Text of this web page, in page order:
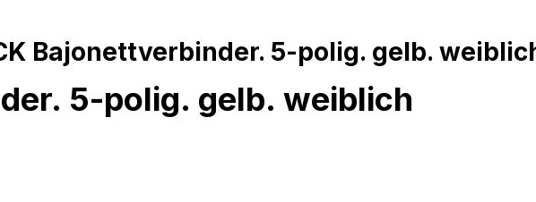
Bajonettverbinder. 5-polig. gelb.
5-polig. gelb. weiblich